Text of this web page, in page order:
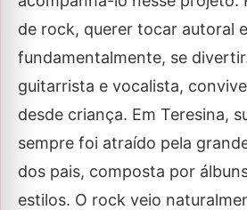
de rock, querer tocar autoral
fundamentalmente, se
guitarrista e vocalista,
desde criança. Em Teresina,
sempre foi atraído pela
dos pais, composta por
estilos. O rock veio